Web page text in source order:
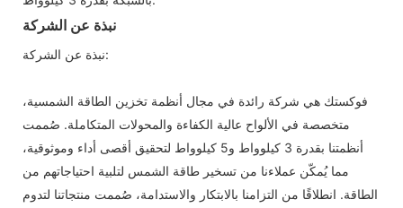
نبذة عن الشركة
نبذة عن الشركة:
فوكستك هي شركة رائدة في مجال أنظمة تخزين الطاقة الشمسية،
متخصصة في الألواح عالية الكفاءة والمحولات المتكاملة. صُممت
أنظمتنا بقدرة 3 كيلوواط و5 كيلوواط لتحقيق أقصى أداء وموثوقية،
مما يُمكّن عملاءنا من تسخير طاقة الشمس لتلبية احتياجاتهم من
الطاقة. انطلاقًا من التزامنا بالابتكار والاستدامة، صُممت منتجاتنا لتدوم